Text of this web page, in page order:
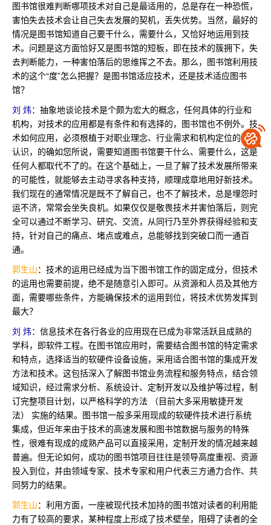
图书馆很难判断哪项技术对自己是最适用的，总是存在一种恐慌，
害怕失去技术会让自己失去发展的契机，丢失优势。当然，最好的
情况是图书馆知道自己要干什么，需要什么，又恰好地运用到技
术。问题是这方面恰好又是图书馆的短板，即在技术的簇拥下，失
去判断能力，一种害怕落后的思维挥之不去。那么，图书馆利用技
术的这个“度”怎么把握？是图书馆适应技术，还是技术适应图书
馆？
刘 炜：抽象地谈论技术是个颇为宏大的概念，任何具体的行业和
机构，对技术的应用都是有条件和有选择的，图书馆也不例外。技
术如何应用，必须根植于对职业理念、行业需求和机构定位的深刻
认识，的确如您所说，需要知道图书馆要干什么、需要什么，这是
任何人都取代不了的。在这个基础上，一旦了解了技术发展所带来
的可能性，就能够去主动寻求各种支持，顺理成章地用好新技术。
我们现在的通常情况是既不了解自己，也不了解技术，总是埋怨时
运不济，常常会坐失良机。如果仅仅是敬畏技术并害怕落后，则完
全可以通过不断学习、研究、交流，从同行乃至外界获得经验和支
持，针对自己的痛点、堵点或难点，总能够找到突破口而一通百
通。
郭生山：技术的运用已经成为当下图书馆工作的固定成分，但技术
的运用也需要前提，绝不是随意引入即可。从资源和人员及其他方
面，需要哪些条件，方能确保技术的运用到位，将技术优势发挥到
最大？
刘 炜：信息技术在各行各业的应用现在已成为非常活跃且成熟的
学科，即软件工程。在图书馆应用时，需要结合图书馆的特定需求
和特点，选择适当的软硬件设备设施，采用适合图书馆的集成开发
方法和技术。这包括深入了解图书馆业务流程和服务特点，结合领
域知识，经过需求分析、系统设计、定制开发以及维护等过程，制
订完整项目计划，以严格科学的方法 （目前大多采用敏捷开发
法） 实施的结果。图书馆一般多采用现成的软硬件技术进行系统
集成，但近年来由于技术的高速发展和图书馆数据与服务的特殊
性，很难有现成的成熟产品可以直接采用，定制开发的情况越来越
普遍。但无论如何，成功的图书馆项目往往是领导高度重视、资源
投入到位，并由领域专家、技术专家和用户代表三方通力合作、共
同努力的结果。
郭生山：利用方面，一座被现代技术加持的图书馆对读者的利用能
力有了较高的要求，某种程度上形成了技术壁垒，阻碍了读者的全